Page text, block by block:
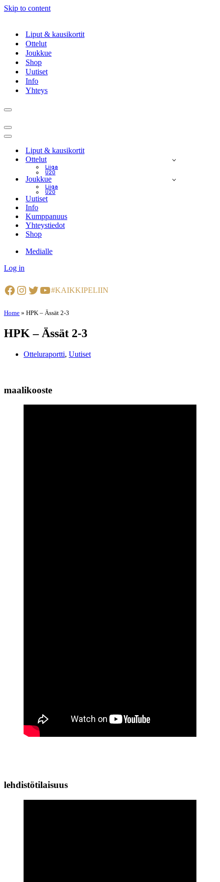
Skip to content
Liput & kausikortit
Ottelut
Joukkue
Shop
Uutiset
Info
Yhteys
Navigation
Navigation
Menu
Navigation
Liput & kausikortit
Ottelut
Liiga
U20
Joukkue
Liiga
U20
Uutiset
Info
Kumppanuus
Yhteystiedot
Shop
Medialle
Log in
Facebook
Instagram
Twitter
YouTube
#KAIKKIPELIIN
Home » HPK – Ässät 2-3
HPK – Ässät 2-3
Otteluraportti, Uutiset
maalikooste
lehdistötilaisuus